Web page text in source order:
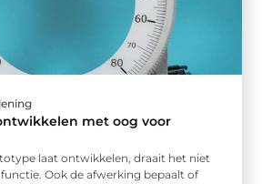
met oog voor
laat ontwikkelen, draait het niet
Ook de afwerking bepaalt of